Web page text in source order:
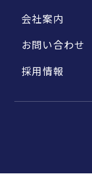
会社案内
お問い合わせ
採用情報